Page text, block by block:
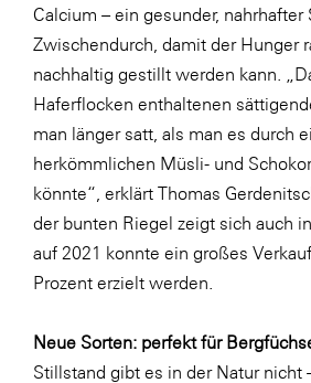
Calcium – ein gesunder, nahrhafter
Zwischendurch, damit der Hunger
nachhaltig gestillt werden kann.
Haferflocken enthaltenen
man länger satt, als man es durch
herkömmlichen Müsli- und
könnte“, erklärt Thomas
der bunten Riegel zeigt sich auch
auf 2021 konnte ein großes
Prozent erzielt werden.
Neue Sorten: perfekt für
Stillstand gibt es in der Natur nicht